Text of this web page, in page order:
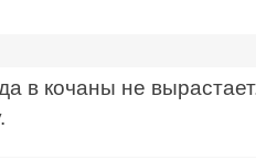
в кочаны не